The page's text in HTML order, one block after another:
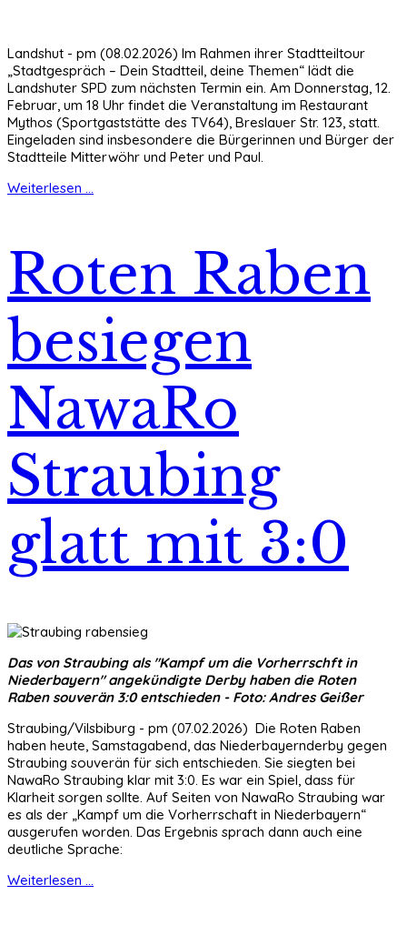
Landshut - pm (08.02.2026) Im Rahmen ihrer Stadtteiltour
„Stadtgespräch – Dein Stadtteil, deine Themen“ lädt die
Landshuter SPD zum nächsten Termin ein. Am Donnerstag, 12.
Februar, um 18 Uhr findet die Veranstaltung im Restaurant
Mythos (Sportgaststätte des TV64), Breslauer Str. 123, statt.
Eingeladen sind insbesondere die Bürgerinnen und Bürger der
Stadtteile Mitterwöhr und Peter und Paul.
Weiterlesen ...
Roten Raben
besiegen
NawaRo
Straubing
glatt mit 3:0
Das von Straubing als "Kampf um die Vorherrschft in
Niederbayern" angekündigte Derby haben die Roten
Raben souverän 3:0 entschieden - Foto: Andres Geißer
Straubing/Vilsbiburg - pm (07.02.2026) Die Roten Raben
haben heute, Samstagabend, das Niederbayernderby gegen
Straubing souverän für sich entschieden. Sie siegten bei
NawaRo Straubing klar mit 3:0. Es war ein Spiel, dass für
Klarheit sorgen sollte. Auf Seiten von NawaRo Straubing war
es als der „Kampf um die Vorherrschaft in Niederbayern“
ausgerufen worden. Das Ergebnis sprach dann auch eine
deutliche Sprache:
Weiterlesen ...